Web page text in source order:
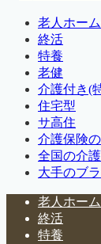
老人ホー
終活
特養
老健
介護付き(
住宅型
サ高住
介護保険
全国の介
大手のブ
老人ホー
終活
特養